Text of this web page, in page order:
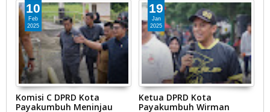
10
Feb
2025
Komisi C DPRD Kota
Payakumbuh Meninjau
19
Jan
2025
Ketua DPRD Kota
Payakumbuh Wirman